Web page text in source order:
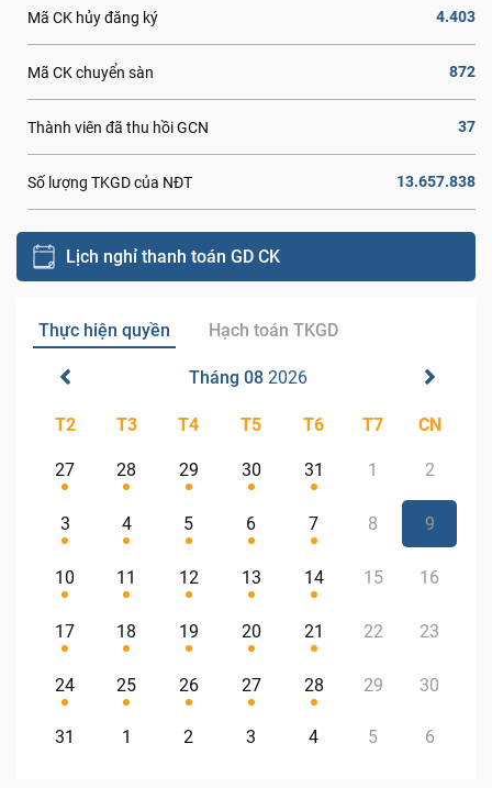
Mã CK hủy đăng ký 4.403
Mã CK chuyển sàn 872
Thành viên đã thu hồi GCN 37
Số lượng TKGD của NĐT 13.657.838
Lịch nghỉ thanh toán GD CK
Thực hiện quyền Hạch toán TKGD
Tháng 08 2026
T2 T3 T4 T5 T6 T7 CN
27 28 29 30 31 1 2
3 4 5 6 7 8 9
10 11 12 13 14 15 16
17 18 19 20 21 22 23
24 25 26 27 28 29 30
31 1 2 3 4 5 6